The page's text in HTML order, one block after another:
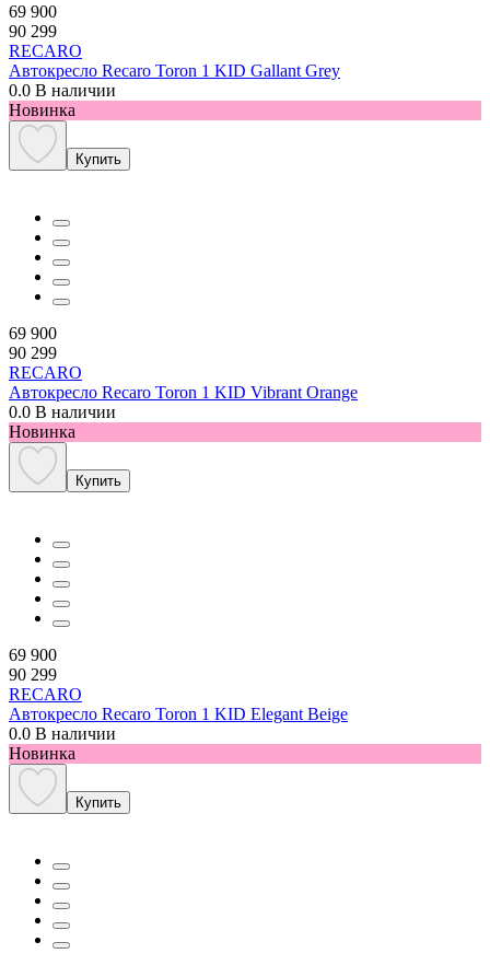
69 900
90 299
RECARO
Автокресло Recaro Toron 1 KID Gallant Grey
0.0 В наличии
Новинка
Купить
69 900
90 299
RECARO
Автокресло Recaro Toron 1 KID Vibrant Orange
0.0 В наличии
Новинка
Купить
69 900
90 299
RECARO
Автокресло Recaro Toron 1 KID Elegant Beige
0.0 В наличии
Новинка
Купить